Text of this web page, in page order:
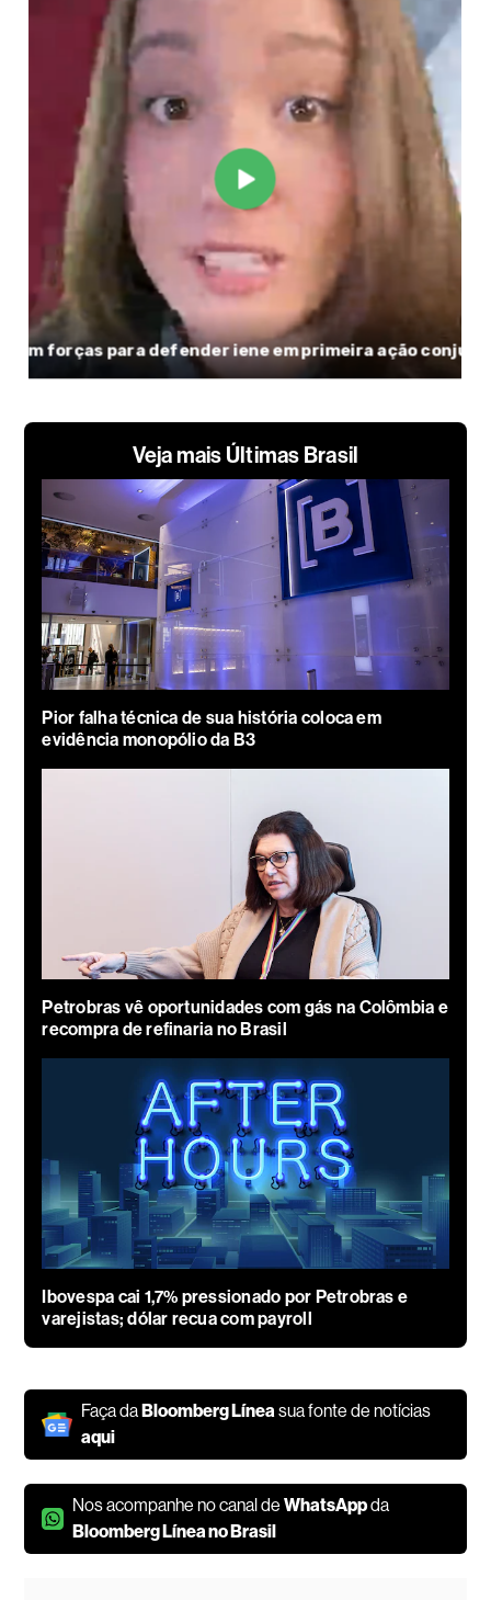
Veja mais Últimas Brasil
Pior falha técnica de sua história coloca em
evidência monopólio da B3
Petrobras vê oportunidades com gás na Colômbia e
recompra de refinaria no Brasil
Ibovespa cai 1,7% pressionado por Petrobras e
varejistas; dólar recua com payroll
Faça daBloomberg Líneasua fonte de notícias
aqui
Nos acompanhe no canal deWhatsAppda
Bloomberg Línea no Brasil